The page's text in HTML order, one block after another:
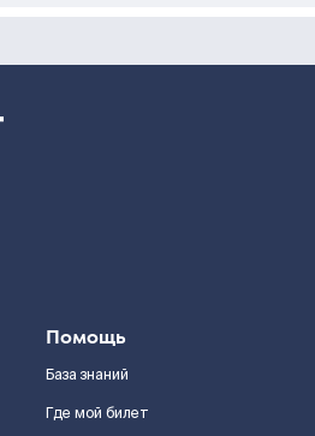
Помощь
База знаний
Где мой билет